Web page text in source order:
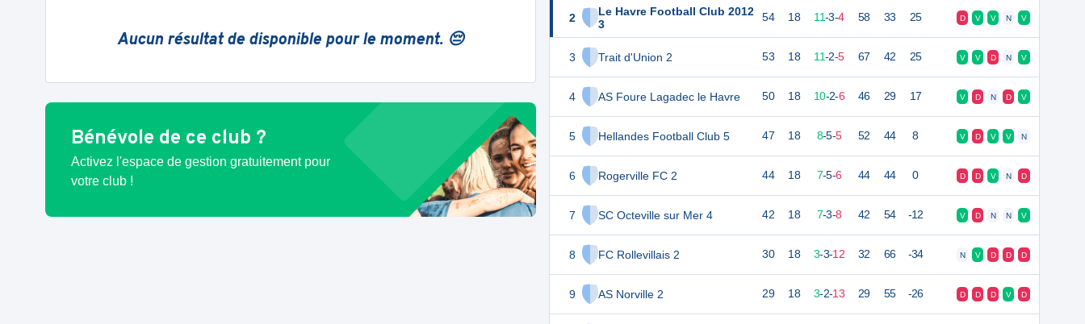
Aucun résultat de disponible pour le moment. 😔
Bénévole de ce club ?
Activez l'espace de gestion gratuitement pour
votre club !
2
Le Havre Football Club 2012
3
3 Trait d'Union 2
4 AS Foure Lagadec le Havre
5 Hellandes Football Club 5
6 Rogerville FC 2
7 SC Octeville sur Mer 4
8 FC Rollevillais 2
9 AS Norville 2
54 18 11-3-4 58 33 25 D V V N V
53 18 11-2-5 67 42 25 V V D N V
50 18 10-2-6 46 29 17 V D N D V
47 18 8-5-5 52 44 8 V D V V N
44 18 7-5-6 44 44 0 D D V N D
42 18 7-3-8 42 54 -12 V D N N V
30 18 3-3-12 32 66 -34 N V D D D
29 18 3-2-13 29 55 -26 D D D V D